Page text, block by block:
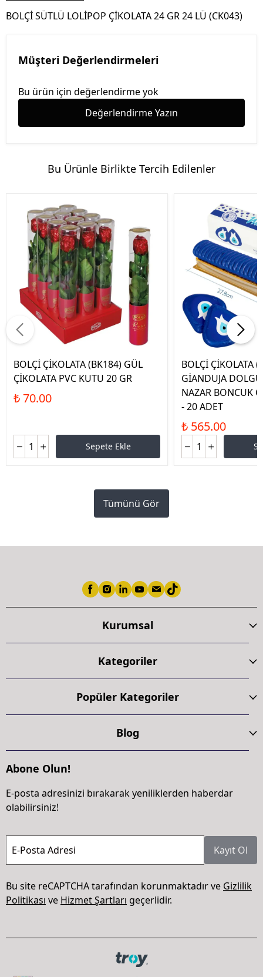
BOLÇİ SÜTLÜ LOLİPOP ÇİKOLATA 24 GR 24 LÜ (CK043)
Müşteri Değerlendirmeleri
Bu ürün için değerlendirme yok
Değerlendirme Yazın
Bu Ürünle Birlikte Tercih Edilenler
BOLÇİ ÇİKOLATA (BK184) GÜL
ÇİKOLATA PVC KUTU 20 GR
₺ 70.00
Sepete Ekle
BOLÇİ ÇİKOLATA
GİANDUJA
NAZAR BONCUK
- 20 ADET
₺ 565.00
Tümünü Gör
Kurumsal
Kategoriler
Popüler Kategoriler
Blog
Abone Olun!
E-posta adresinizi bırakarak yeniliklerden haberdar
olabilirsiniz!
E-Posta Adresi Kayıt Ol
Bu site reCAPTCHA tarafından korunmaktadır ve Gizlilik
Politikası ve Hizmet Şartları geçerlidir.